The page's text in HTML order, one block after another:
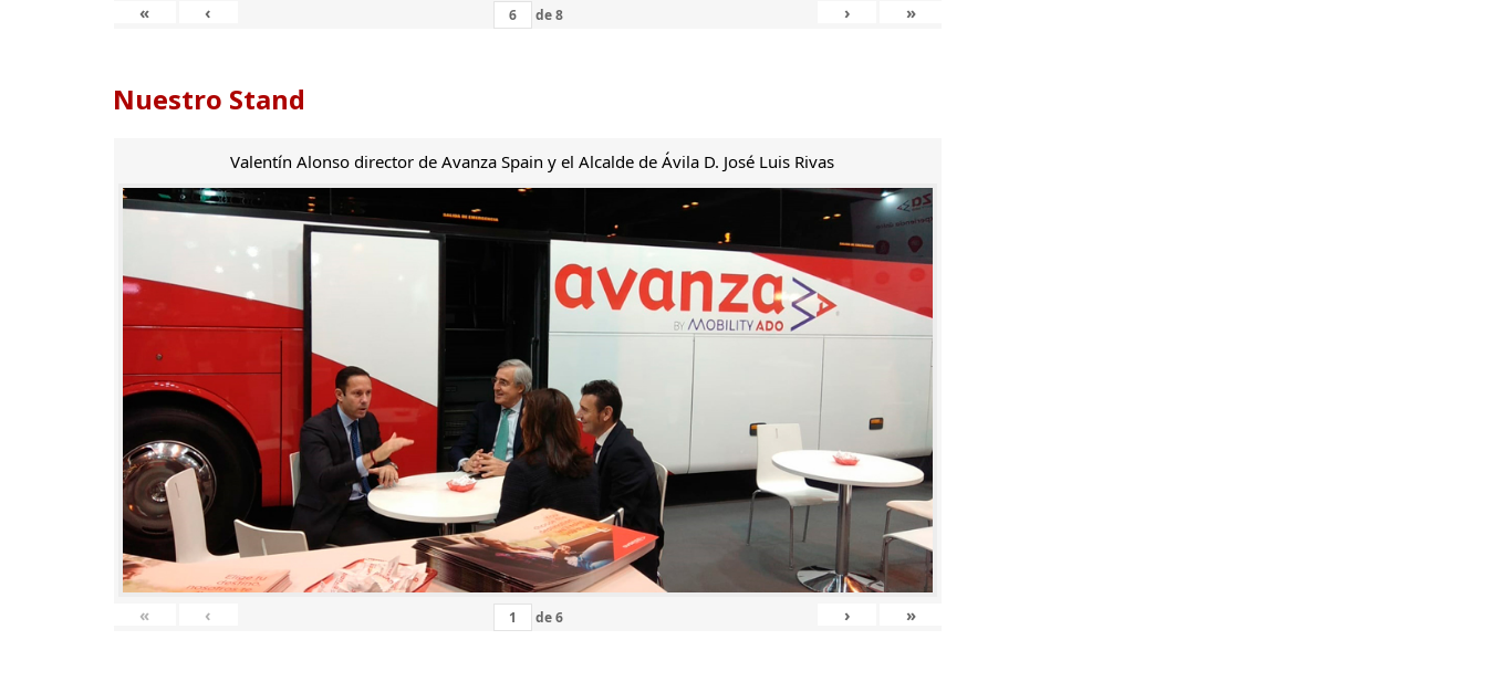
« ‹ de8 › »
Nuestro Stand
Valentín Alonso director de Avanza Spain y el Alcalde de Ávila D. José Luis Rivas
« ‹ de6 › »